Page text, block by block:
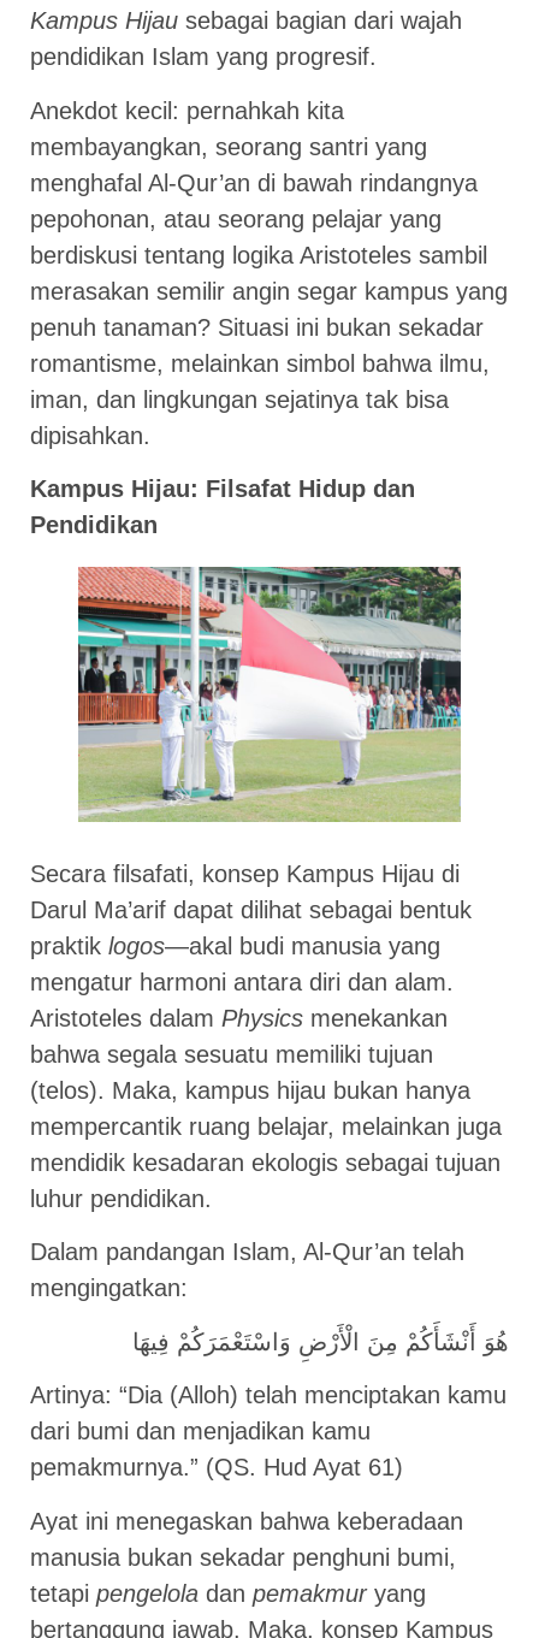
Kampus Hijau sebagai bagian dari wajah
pendidikan Islam yang progresif.
Anekdot kecil: pernahkah kita
membayangkan, seorang santri yang
menghafal Al-Qur’an di bawah rindangnya
pepohonan, atau seorang pelajar yang
berdiskusi tentang logika Aristoteles sambil
merasakan semilir angin segar kampus yang
penuh tanaman? Situasi ini bukan sekadar
romantisme, melainkan simbol bahwa ilmu,
iman, dan lingkungan sejatinya tak bisa
dipisahkan.
Kampus Hijau: Filsafat Hidup dan
Pendidikan
Secara filsafati, konsep Kampus Hijau di
Darul Ma’arif dapat dilihat sebagai bentuk
praktik logos—akal budi manusia yang
mengatur harmoni antara diri dan alam.
Aristoteles dalam Physics menekankan
bahwa segala sesuatu memiliki tujuan
(telos). Maka, kampus hijau bukan hanya
mempercantik ruang belajar, melainkan juga
mendidik kesadaran ekologis sebagai tujuan
luhur pendidikan.
Dalam pandangan Islam, Al-Qur’an telah
mengingatkan:
هُوَ أَنْشَأَكُمْ مِنَ الْأَرْضِ وَاسْتَعْمَرَكُمْ فِيهَا
Artinya: “Dia (Alloh) telah menciptakan kamu
dari bumi dan menjadikan kamu
pemakmurnya.” (QS. Hud Ayat 61)
Ayat ini menegaskan bahwa keberadaan
manusia bukan sekadar penghuni bumi,
tetapi pengelola dan pemakmuryang
bertanggung jawab. Maka, konsep Kampus